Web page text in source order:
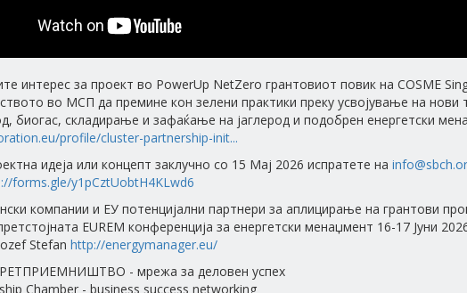
интерес за проект во PowerUp NetZero грантовиот повик на COSME
во МСП да премине кон зелени практики преку усвојување на нови
биогас, складирање и зафаќање на јаглерод и подобрен енергетски
profile/cluster-partnership-init...
идеја или концепт заклучно со 15 Мај 2026 испратете на
forms.gle/y1pCztUobtH4KLwd6
компании и ЕУ потенцијални партнери за аплицирање на грантови
EUREM конференција за енергетски менаџмент 16-17 Јуни
Stefan http://energymanager.eu/
- мрежа за деловен успех
Chamber - business success networking